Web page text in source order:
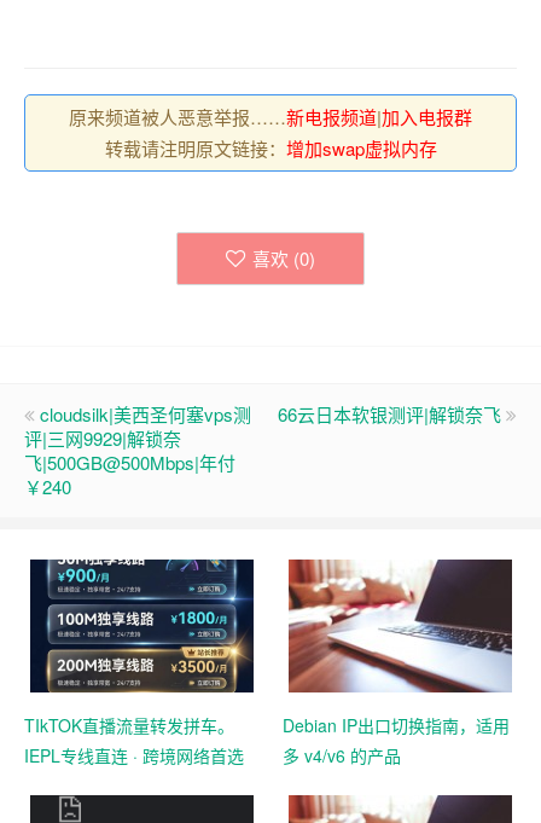
原来频道被人恶意举报……新电报频道|加入电报群
转载请注明原文链接： 增加swap虚拟内存
喜欢 (0)
cloudsilk|美西圣何塞vps测
评|三网9929|解锁奈
飞|500GB@500Mbps|年付
￥240
66云日本软银测评|解锁奈飞
TIkTOK直播流量转发拼车。
IEPL专线直连 · 跨境网络首选
Debian IP出口切换指南，适用
多 v4/v6 的产品